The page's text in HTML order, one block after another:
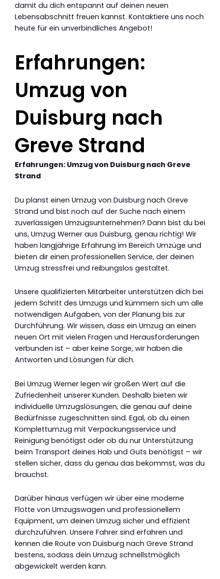
damit du dich entspannt auf deinen neuen
Lebensabschnitt freuen kannst. Kontaktiere uns noch
heute für ein unverbindliches Angebot!
Erfahrungen:
Umzug von
Duisburg nach
Greve Strand
Erfahrungen: Umzug von Duisburg nach Greve
Strand
Du planst einen Umzug von Duisburg nach Greve
Strand und bist noch auf der Suche nach einem
zuverlässigen Umzugsunternehmen? Dann bist du bei
uns, Umzug Werner aus Duisburg, genau richtig! Wir
haben langjährige Erfahrung im Bereich Umzüge und
bieten dir einen professionellen Service, der deinen
Umzug stressfrei und reibungslos gestaltet.
Unsere qualifizierten Mitarbeiter unterstützen dich bei
jedem Schritt des Umzugs und kümmern sich um alle
notwendigen Aufgaben, von der Planung bis zur
Durchführung. Wir wissen, dass ein Umzug an einen
neuen Ort mit vielen Fragen und Herausforderungen
verbunden ist – aber keine Sorge, wir haben die
Antworten und Lösungen für dich.
Bei Umzug Werner legen wir großen Wert auf die
Zufriedenheit unserer Kunden. Deshalb bieten wir
individuelle Umzugslösungen, die genau auf deine
Bedürfnisse zugeschnitten sind. Egal, ob du einen
Komplettumzug mit Verpackungsservice und
Reinigung benötigst oder ob du nur Unterstützung
beim Transport deines Hab und Guts benötigst – wir
stellen sicher, dass du genau das bekommst, was du
brauchst.
Darüber hinaus verfügen wir über eine moderne
Flotte von Umzugswagen und professionellem
Equipment, um deinen Umzug sicher und effizient
durchzuführen. Unsere Fahrer sind erfahren und
kennen die Route von Duisburg nach Greve Strand
bestens, sodass dein Umzug schnellstmöglich
abgewickelt werden kann.